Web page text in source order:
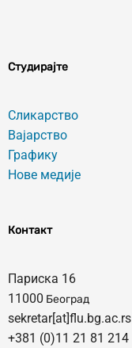
Студирајте
Сликарство
Вајарство
Графику
Нове медије
Контакт
Париска 16
11000 Београд
sekretar[at]flu.bg.ac.rs
+381 (0)11 21 81 214